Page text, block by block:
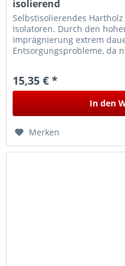
isolierend
Selbstisolierendes
Isolatoren. Durch den
Imprägnierung extrem
Entsorgungsprobleme, da
15,35 € *
In den
Merken